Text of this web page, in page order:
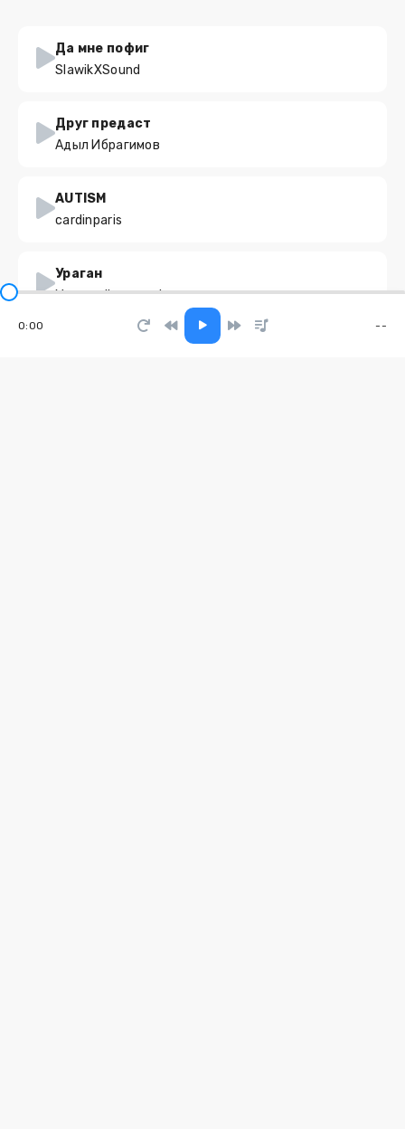
Да мне пофиг
SlawikXSound
Друг предаст
Адыл Ибрагимов
AUTISM
cardinparis
Ураган
Moonwalkersmusic
А мне так хочется вернуться
0:00 --